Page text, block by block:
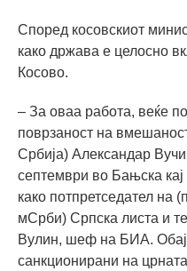
Според косовскиот
како држава е целосно
Косово.
– За оваа работа, веќе
поврзаност на
Србија) Александар
септември во Бањска
како потпретседател на
мСрби) Српска листа и
Вулин, шеф на БИА.
санкционирани на